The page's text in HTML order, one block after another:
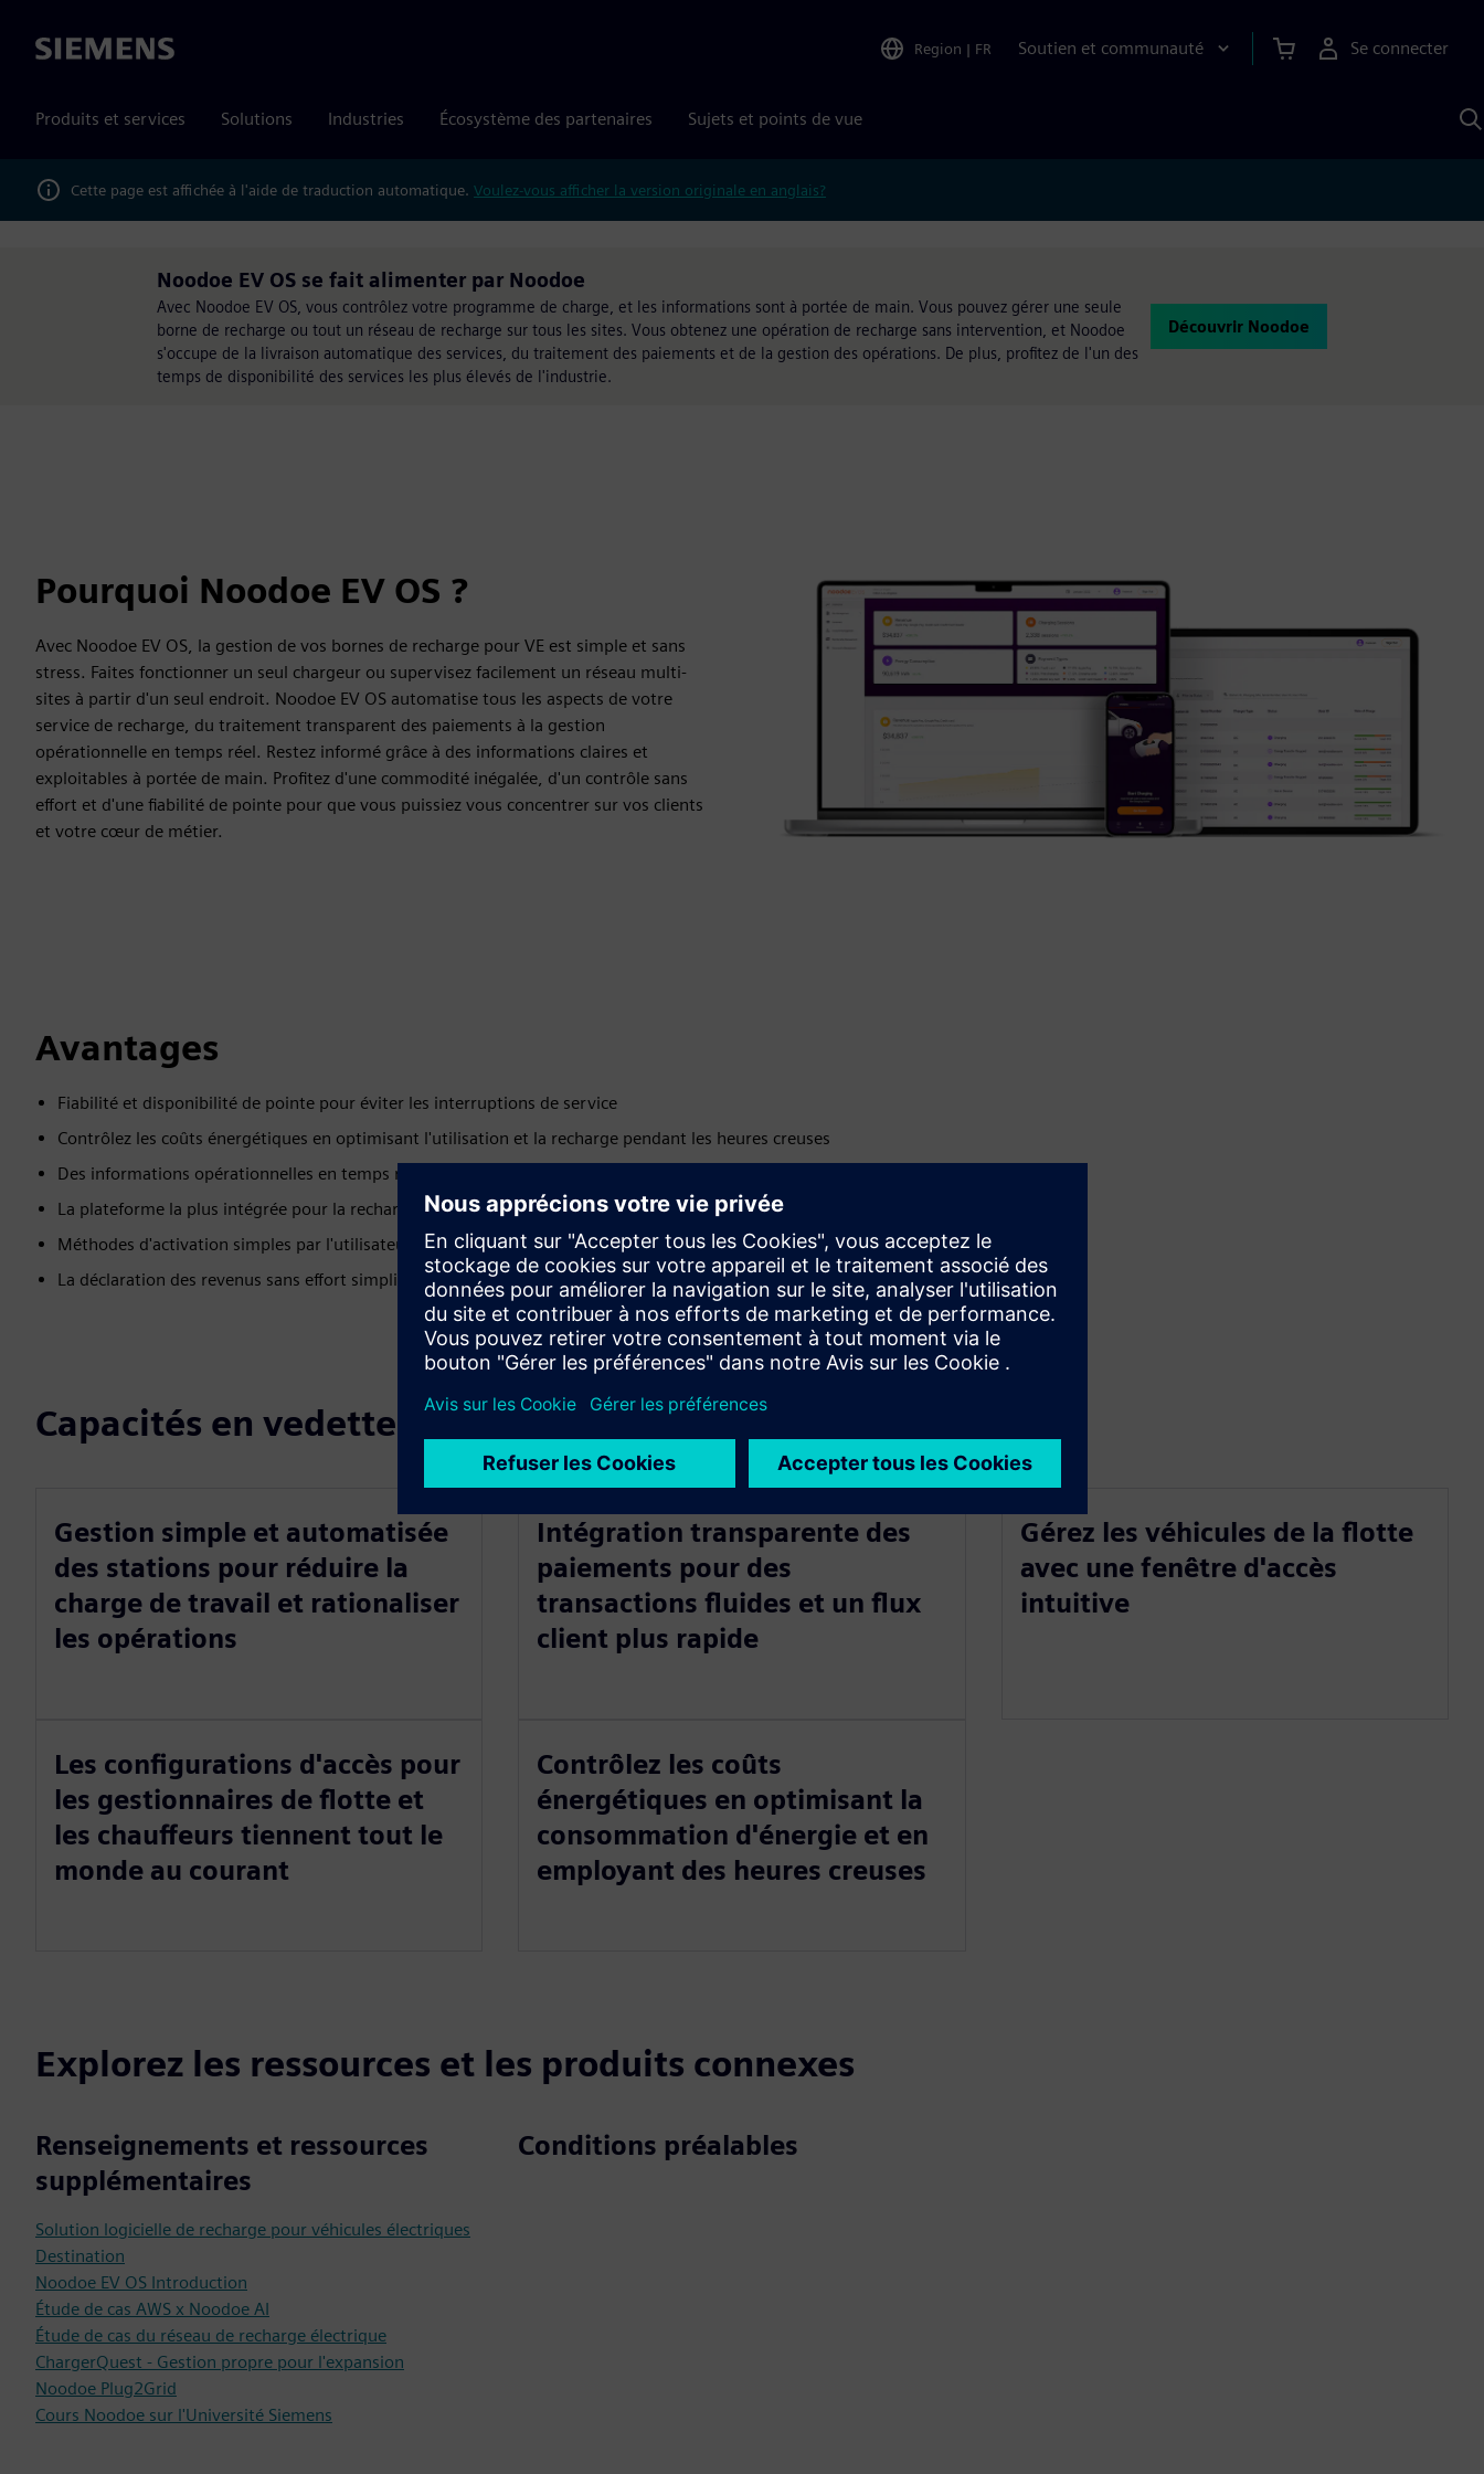
Siemens Region | FR Soutien et communauté Se connecter
Produits et services Solutions Industries Écosystème des partenaires Sujets et points de vue
Cette page est affichée à l'aide de traduction automatique. Voulez-vous afficher la version originale en anglais?
Noodoe EV OS se fait alimenter par Noodoe
Avec Noodoe EV OS, vous contrôlez votre programme de charge, et les informations sont à portée de main. Vous pouvez gérer une seule
borne de recharge ou tout un réseau de recharge sur tous les sites. Vous obtenez une opération de recharge sans intervention, et Noodoe
s'occupe de la livraison automatique des services, du traitement des paiements et de la gestion des opérations. De plus, profitez de l'un des
temps de disponibilité des services les plus élevés de l'industrie.
Découvrir Noodoe
Pourquoi Noodoe EV OS ?
Avec Noodoe EV OS, la gestion de vos bornes de recharge pour VE est simple et sans
stress. Faites fonctionner un seul chargeur ou supervisez facilement un réseau multi-
sites à partir d'un seul endroit. Noodoe EV OS automatise tous les aspects de votre
service de recharge, du traitement transparent des paiements à la gestion
opérationnelle en temps réel. Restez informé grâce à des informations claires et
exploitables à portée de main. Profitez d'une commodité inégalée, d'un contrôle sans
effort et d'une fiabilité de pointe pour que vous puissiez vous concentrer sur vos clients
et votre cœur de métier.
Avantages
Fiabilité et disponibilité de pointe pour éviter les interruptions de service
Contrôlez les coûts énergétiques en optimisant l'utilisation et la recharge pendant les heures creuses
Des informations opérationnelles en temps réel pour prendre de meilleures décisions et améliorer l'efficacité
La plateforme la plus intégrée pour la recharge des VE pour des opérations à l'épreuve du temps
Méthodes d'activation simples par l'utilisateur pour faciliter la recharge pour chaque type de conducteur
La déclaration des revenus sans effort simplifie le suivi et augmente la précision
Capacités en vedette
Gestion simple et automatisée
des stations pour réduire la
charge de travail et rationaliser
les opérations
Intégration transparente des
paiements pour des
transactions fluides et un flux
client plus rapide
Gérez les véhicules de la flotte
avec une fenêtre d'accès
intuitive
Les configurations d'accès pour
les gestionnaires de flotte et
les chauffeurs tiennent tout le
monde au courant
Contrôlez les coûts
énergétiques en optimisant la
consommation d'énergie et en
employant des heures creuses
Explorez les ressources et les produits connexes
Renseignements et ressources
supplémentaires
Solution logicielle de recharge pour véhicules électriques
Destination
Noodoe EV OS Introduction
Étude de cas AWS x Noodoe AI
Étude de cas du réseau de recharge électrique
ChargerQuest - Gestion propre pour l'expansion
Noodoe Plug2Grid
Cours Noodoe sur l'Université Siemens
Conditions préalables